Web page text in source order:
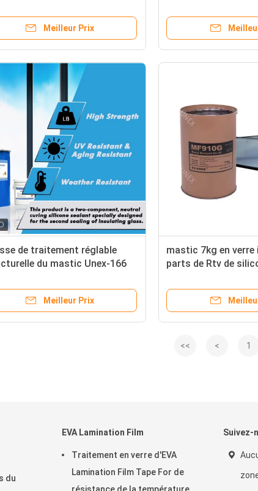
adhésif de colle
Meilleur Prix
de traitement réglable
du mastic Unex-166
de colle
Meilleur Prix
mastic 7kg en
parts de Rtv de
<< < 1
du
EVA Lamination Film
Traitement en verre d'EVA
Lamination Film Tape For de
Suivez-